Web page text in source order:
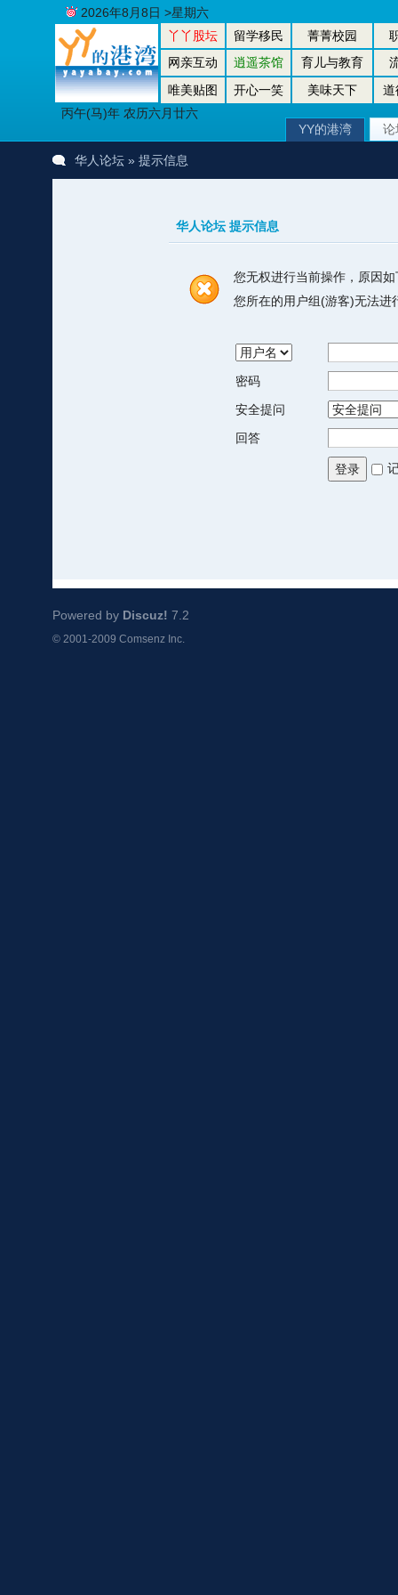
丫丫股坛 留学移民 菁菁校园
网亲互动
逍遥茶馆 育儿与教育
唯美贴图
开心一笑 美味天下
道
丙午(马)年 农历六月廿六
2026年8月8日 >星期六
YY的港湾 论
华人论坛» 提示信息
华人论坛 提示信息
您无权进行当前操作，原因如
您所在的用户组(游客)无法进
密码
安全提问
回答
登录
Powered by Discuz! 7.2
© 2001-2009 Comsenz Inc.